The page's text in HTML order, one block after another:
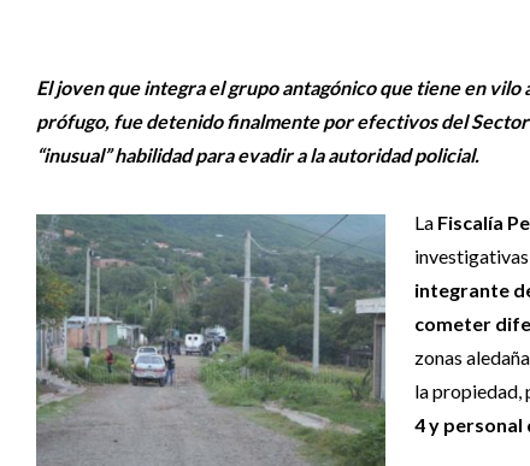
El joven que integra el grupo antagónico que tiene en vilo
prófugo, fue detenido finalmente por efectivos del
“inusual” habilidad para evadir a la autoridad policial.
La Fiscalía
integrante
cometer
zonas
la propiedad,
4 y personal